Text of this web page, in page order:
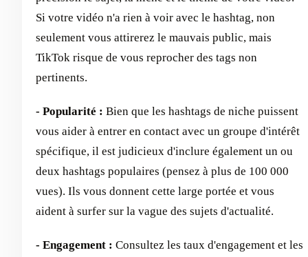
Si votre vidéo n'a rien à voir avec le hashtag, non
seulement vous attirerez le mauvais public, mais
TikTok risque de vous reprocher des tags non
pertinents.
- Popularité : Bien que les hashtags de niche puissent
vous aider à entrer en contact avec un groupe d'intérêt
spécifique, il est judicieux d'inclure également un ou
deux hashtags populaires (pensez à plus de 100 000
vues). Ils vous donnent cette large portée et vous
aident à surfer sur la vague des sujets d'actualité.
- Engagement : Consultez les taux d'engagement et les